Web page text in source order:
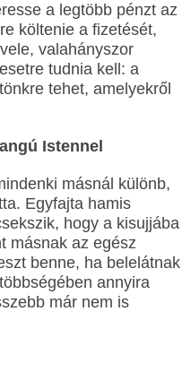
a legtöbb pénzt az
költenie a fizetését,
valahányszor
tudnia kell: a
tehet, amelyekről
Istennel
másnál különb,
Egyfajta hamis
hogy a kisujjába
másnak az egész
benne, ha belelátnak
annyira
már nem is